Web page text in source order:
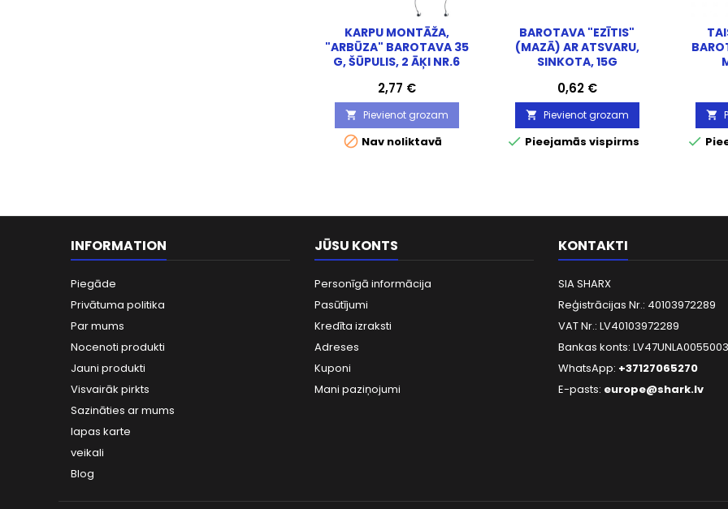
KARPU MONTĀŽA,
"ARBŪZA" BAROTAVA 35
G, ŠŪPULIS, 2 ĀĶI NR.6
Cena
2,77 €
 Pievienot grozam
 Nav noliktavā
BAROTAVA "EZĪTIS"
(MAZĀ) AR ATSVARU,
SINKOTA, 15G
Cena
0,62 €
 Pievienot grozam
 Pieejamās vispirms


INFORMATION
Piegāde
Privātuma politika
Par mums
Nocenoti produkti
Jauni produkti
Visvairāk pirkts
Sazināties ar mums
lapas karte
veikali
Blog
JŪSU KONTS
Personīgā informācija
Pasūtījumi
Kredīta izraksti
Adreses
Kuponi
Mani paziņojumi
KONTAKTI
SIA SHARX
Reģistrācijas Nr.: 40103972289
VAT Nr.: LV40103972289
Bankas konts:
WhatsApp: +37127065270
E-pasts: europe@shark.lv